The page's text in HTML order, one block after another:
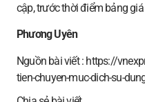
cập, trước thời điểm bảng
Phương Uyên
Nguồn bài viết : https://
tien-chuyen-muc-dich-su-